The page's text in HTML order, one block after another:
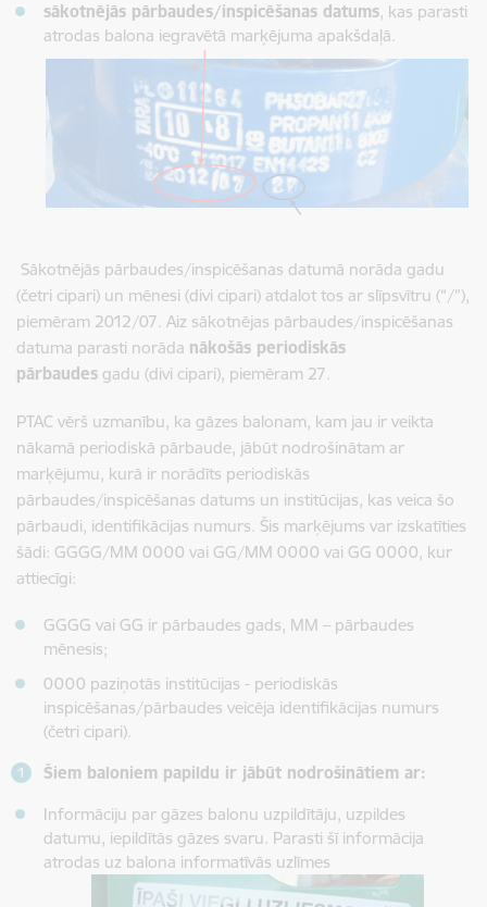
sākotnējās pārbaudes/inspicēšanas datums, kas parasti
atrodas balona iegravētā marķējuma apakšdaļā.
Sākotnējās pārbaudes/inspicēšanas datumā norāda gadu
(četri cipari) un mēnesi (divi cipari) atdalot tos ar slīpsvītru (“/”),
piemēram 2012/07. Aiz sākotnējas pārbaudes/inspicēšanas
datuma parasti norāda nākošās periodiskās
pārbaudes gadu (divi cipari), piemēram 27.
PTAC vērš uzmanību, ka gāzes balonam, kam jau ir veikta
nākamā periodiskā pārbaude, jābūt nodrošinātam ar
marķējumu, kurā ir norādīts periodiskās
pārbaudes/inspicēšanas datums un institūcijas, kas veica šo
pārbaudi, identifikācijas numurs. Šis marķējums var izskatīties
šādi: GGGG/MM 0000 vai GG/MM 0000 vai GG 0000, kur
attiecīgi:
GGGG vai GG ir pārbaudes gads, MM – pārbaudes
mēnesis;
0000 paziņotās institūcijas - periodiskās
inspicēšanas/pārbaudes veicēja identifikācijas numurs
(četri cipari).
Šiem baloniem papildu ir jābūt nodrošinātiem ar:
Informāciju par gāzes balonu uzpildītāju, uzpildes
datumu, iepildītās gāzes svaru. Parasti šī informācija
atrodas uz balona informatīvās uzlīmes